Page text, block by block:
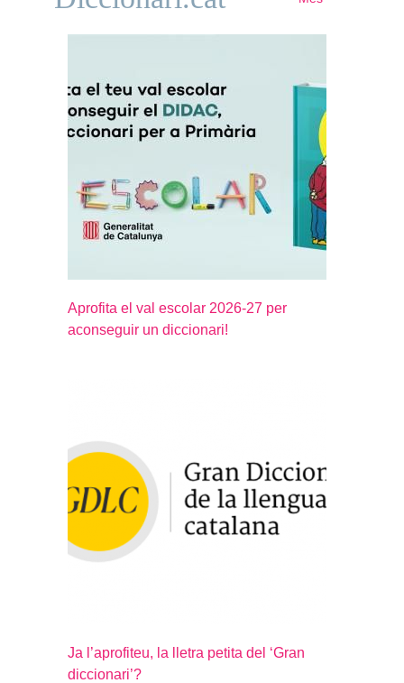
Aprofita el val escolar 2026-27 per
aconseguir un diccionari!
Ja l’aprofiteu, la lletra petita del ‘Gran
diccionari’?